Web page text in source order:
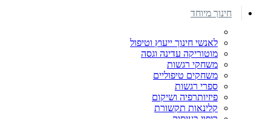
חינוך מיוחד
לאנשי חינוך ייעוץ וטיפול
מוטוריקה עדינה וגסה
משחקי רגשות
משחקים טיפוליים
ספרי רגשות
פיזיותרפיה ושיקום
קלינאות תקשורת